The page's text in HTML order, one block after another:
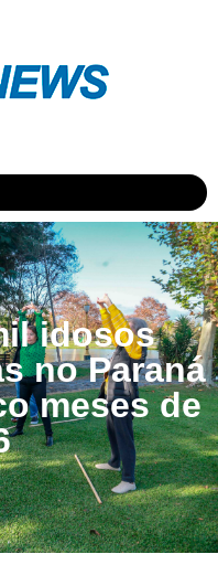
idosos
no Paraná
meses de